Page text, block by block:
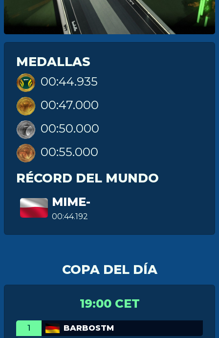
MEDALLAS
00:44.935
00:47.000
00:50.000
00:55.000
RÉCORD DEL MUNDO
MIME-
00:44.192
COPA DEL DÍA
19:00 CET
1
BARBOSTM